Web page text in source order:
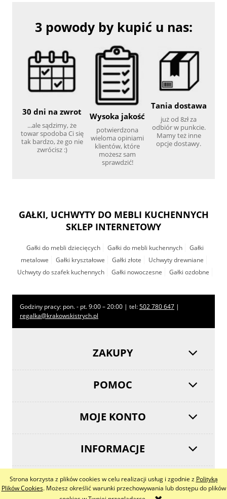
Strona korzysta z plików cookies w celu realizacji usług i zgodnie z Polityką
Plików Cookies. Możesz określić warunki przechowywania lub dostępu do plików
3 powody by kupić u nas:
30 dni na zwrot
...ale sądzimy, że
towar spodoba Ci się
tak bardzo, że go nie
zwrócisz :)
Wysoka jakość
potwierdzona
wieloma opiniami
klientów, które
możesz sam
sprawdzić!
Tania dostawa
już od 8zł za
odbiór w punkcie.
Mamy też inne
opcje dostawy.
GAŁKI, UCHWYTY DO MEBLI KUCHENNYCH
SKLEP INTERNETOWY
Gałki do mebli dziecięcych Gałki do mebli kuchennych
Gałki
metalowe
Gałki kryształowe Gałki złote
Uchwyty drewniane
Uchwyty do szafek kuchennych
Gałki nowoczesne Gałki ozdobne
Godziny pracy: pon. - pt. 9:00 – 20:00 | tel:502 780 647 |
regalka@krakowskistrych.pl
ZAKUPY
POMOC
MOJE KONTO
INFORMACJE
pokaż pełną wersję strony